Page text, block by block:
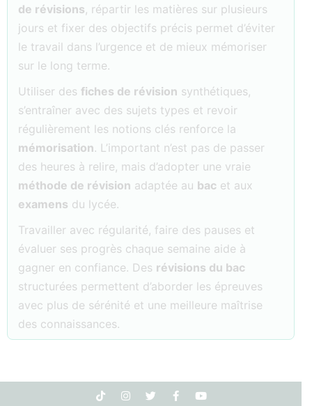
de révisions, répartir les matières sur plusieurs
jours et fixer des objectifs précis permet d’éviter
le travail dans l’urgence et de mieux mémoriser
sur le long terme.
Utiliser des fiches de révision synthétiques,
s’entraîner avec des sujets types et revoir
régulièrement les notions clés renforce la
mémorisation. L’important n’est pas de passer
des heures à relire, mais d’adopter une vraie
méthode de révision adaptée au bac et aux
examens du lycée.
Travailler avec régularité, faire des pauses et
évaluer ses progrès chaque semaine aide à
gagner en confiance. Des révisions du bac
structurées permettent d’aborder les épreuves
avec plus de sérénité et une meilleure maîtrise
des connaissances.